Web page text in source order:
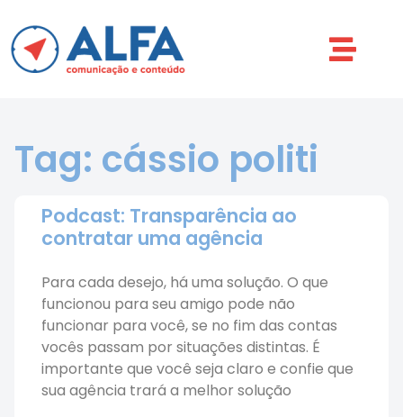
Tag: cássio politi
Podcast: Transparência ao
contratar uma agência
Para cada desejo, há uma solução. O que
funcionou para seu amigo pode não
funcionar para você, se no fim das contas
vocês passam por situações distintas. É
importante que você seja claro e confie que
sua agência trará a melhor solução